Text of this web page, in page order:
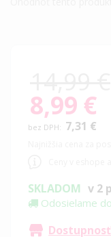
Special
Price
8,99 €
7,31 €
SKLADOM v 2
Odosielame